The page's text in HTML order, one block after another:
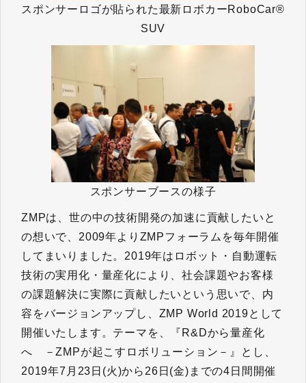
スポンサーロゴが貼られた最新ロボカーRoboCar®
SUV
スポンサーブースの様子
ZMPは、世の中の技術開発の加速に貢献したいと
の想いで、2009年よりZMPフォーラムを毎年開催
してまいりました。2019年はロボット・自動運転
技術の実用化・量産化により、社会課題やお客様
の課題解決に実際に貢献したいという思いで、内
容をバージョンアップし、ZMP World 2019として
開催いたします。テーマを、『R&Dから量産化
へ －ZMPが起こすロボリューション－』とし、
2019年7月23日(火)から26日(金)までの4日間開催